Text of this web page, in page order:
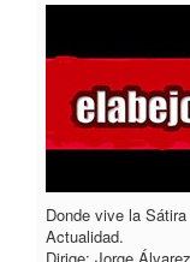
Donde vive la
Actualidad.